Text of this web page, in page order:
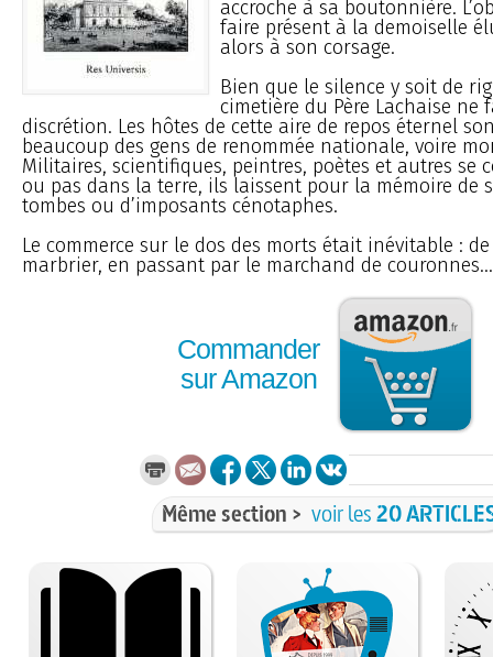
accroche à sa boutonnière.
faire présent à la demoiselle
alors à son corsage.
Bien que le silence y soit de
cimetière du Père Lachaise ne
discrétion. Les hôtes de cette aire de repos éternel
beaucoup des gens de renommée nationale, voire
Militaires, scientifiques, peintres, poètes et autres se
ou pas dans la terre, ils laissent pour la mémoire de
tombes ou d’imposants cénotaphes.
Le commerce sur le dos des morts était inévitable :
marbrier, en passant par le marchand de couronnes...
Commander
sur Amazon
Même section > voir les20